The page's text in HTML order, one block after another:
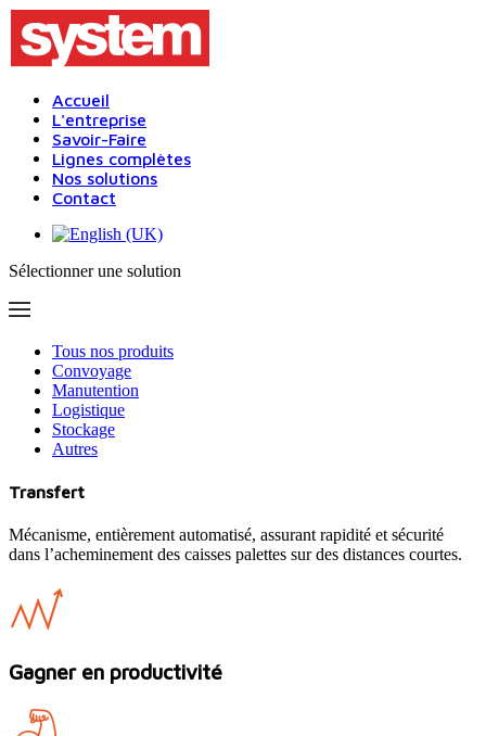
Accueil
L'entreprise
Savoir-Faire
Lignes complètes
Nos solutions
Contact
Sélectionner une solution
Tous nos produits
Convoyage
Manutention
Logistique
Stockage
Autres
Transfert
Mécanisme, entièrement automatisé, assurant rapidité et sécurité
dans l’acheminement des caisses palettes sur des distances courtes.
Gagner en productivité